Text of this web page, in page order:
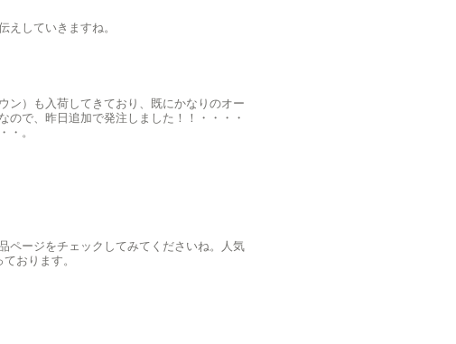
えしていきますね。
ン）も入荷してきており、既にかなりのオー
ので、昨日追加で発注しました！！・・・・
・。
ページをチェックしてみてくださいね。人気
おります。